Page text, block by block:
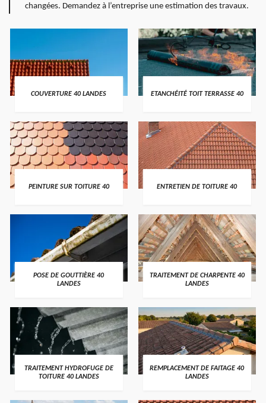
changées. Demandez à l’entreprise une estimation des travaux.
COUVERTURE 40 LANDES ETANCHÉITÉ TOIT TERRASSE 40
PEINTURE SUR TOITURE 40 ENTRETIEN DE TOITURE 40
POSE DE GOUTTIÈRE 40
LANDES
TRAITEMENT DE CHARPENTE 40
LANDES
TRAITEMENT HYDROFUGE DE
TOITURE 40 LANDES
REMPLACEMENT DE FAITAGE 40
LANDES